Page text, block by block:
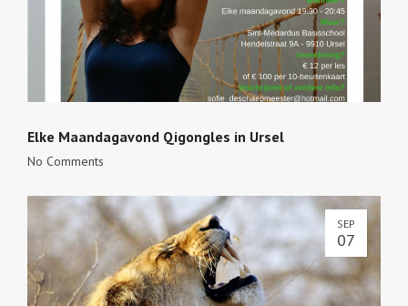
Elke Maandagavond Qigongles in Ursel
No Comments
SEP
07